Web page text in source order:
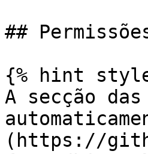
##
{% hint
A secção
(https://